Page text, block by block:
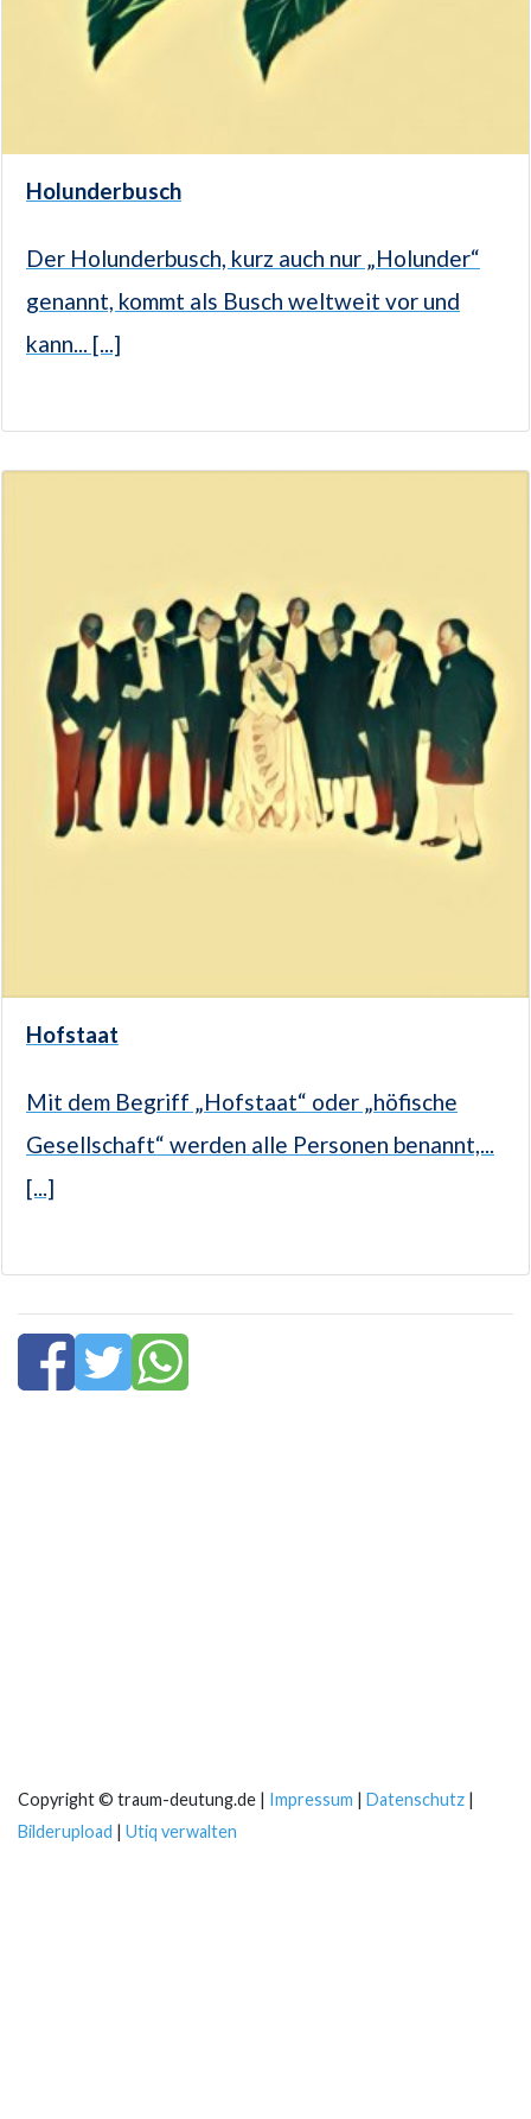
Holunderbusch
Der Holunderbusch, kurz auch nur „Holunder“
genannt, kommt als Busch weltweit vor und
kann... [...]
Hofstaat
Mit dem Begriff „Hofstaat“ oder „höfische
Gesellschaft“ werden alle Personen benannt,...
[...]
Copyright © traum-deutung.de | Impressum | Datenschutz |
Bilderupload | Utiq verwalten